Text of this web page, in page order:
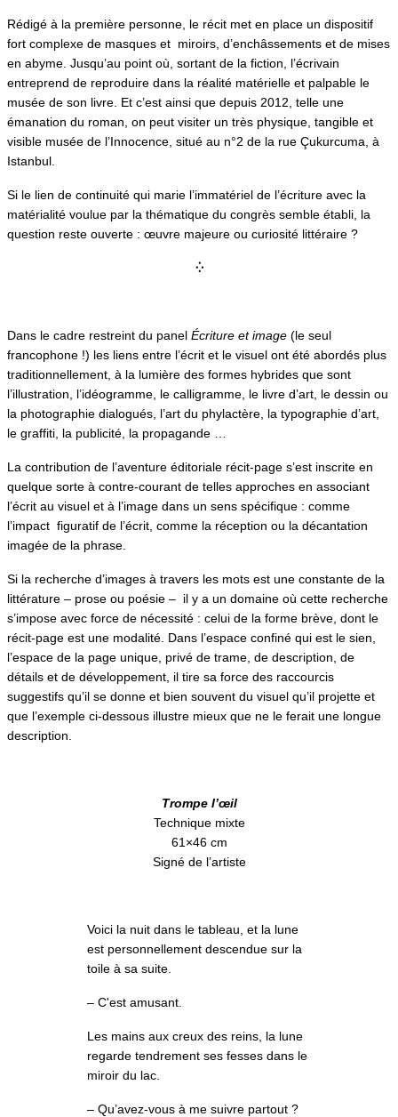
Rédigé à la première personne, le récit met en place un dispositif
fort complexe de masques et miroirs, d’enchâssements et de mises
en abyme. Jusqu’au point où, sortant de la fiction, l’écrivain
entreprend de reproduire dans la réalité matérielle et palpable le
musée de son livre. Et c’est ainsi que depuis 2012, telle une
émanation du roman, on peut visiter un très physique, tangible et
visible musée de l’Innocence, situé au n°2 de la rue Çukurcuma, à
Istanbul.
Si le lien de continuité qui marie l’immatériel de l’écriture avec la
matérialité voulue par la thématique du congrès semble établi, la
question reste ouverte : œuvre majeure ou curiosité littéraire ?
⁛
Dans le cadre restreint du panel Écriture et image (le seul
francophone !) les liens entre l’écrit et le visuel ont été abordés plus
traditionnellement, à la lumière des formes hybrides que sont
l’illustration, l’idéogramme, le calligramme, le livre d’art, le dessin ou
la photographie dialogués, l’art du phylactère, la typographie d’art,
le graffiti, la publicité, la propagande …
La contribution de l’aventure éditoriale récit-page s’est inscrite en
quelque sorte à contre-courant de telles approches en associant
l’écrit au visuel et à l’image dans un sens spécifique : comme
l’impact figuratif de l’écrit, comme la réception ou la décantation
imagée de la phrase.
Si la recherche d’images à travers les mots est une constante de la
littérature – prose ou poésie – il y a un domaine où cette recherche
s’impose avec force de nécessité : celui de la forme brève, dont le
récit-page est une modalité. Dans l’espace confiné qui est le sien,
l’espace de la page unique, privé de trame, de description, de
détails et de développement, il tire sa force des raccourcis
suggestifs qu’il se donne et bien souvent du visuel qu’il projette et
que l’exemple ci-dessous illustre mieux que ne le ferait une longue
description.
Trompe l’œil
Technique mixte
61×46 cm
Signé de l’artiste
Voici la nuit dans le tableau, et la lune
est personnellement descendue sur la
toile à sa suite.
– C'est amusant.
Les mains aux creux des reins, la lune
regarde tendrement ses fesses dans le
miroir du lac.
– Qu’avez-vous à me suivre partout ?